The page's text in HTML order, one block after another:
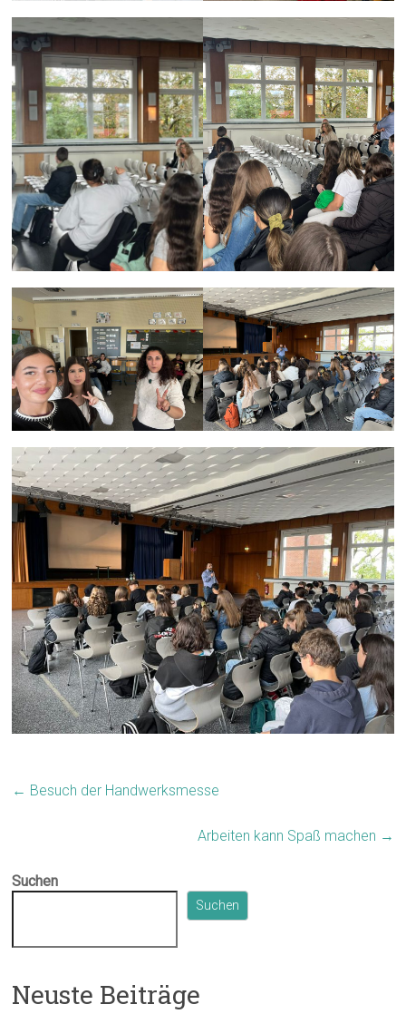
← Besuch der Handwerksmesse
Arbeiten kann Spaß machen →
Suchen
Suchen
Neuste Beiträge